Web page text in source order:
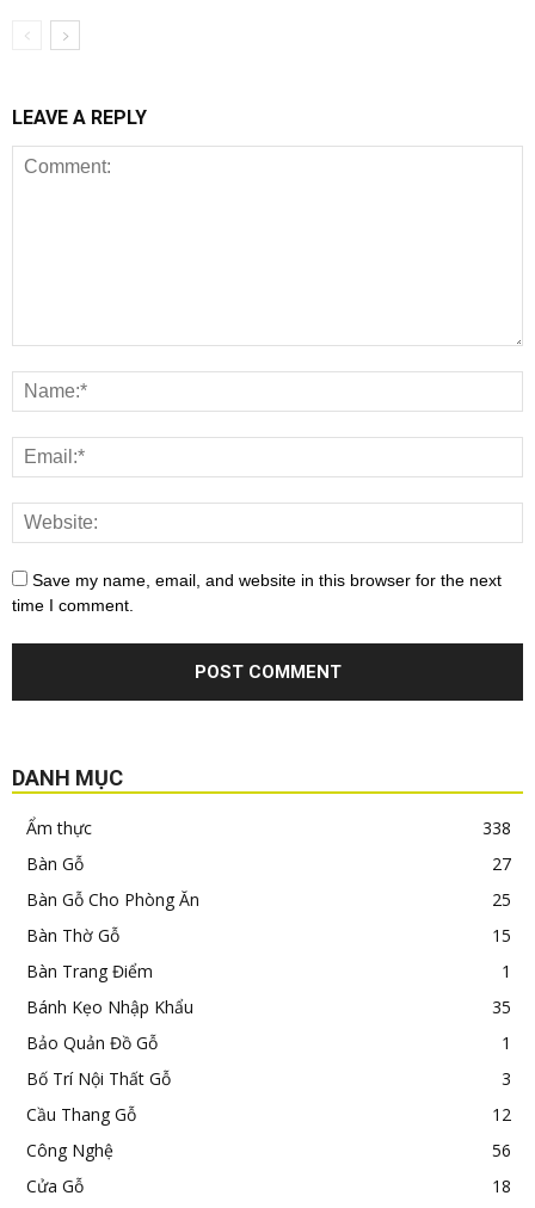
LEAVE A REPLY
Save my name, email, and website in this browser for the next
time I comment.
DANH MỤC
Ẩm thực
338
Bàn Gỗ
27
Bàn Gỗ Cho Phòng Ăn
25
Bàn Thờ Gỗ
15
Bàn Trang Điểm
1
Bánh Kẹo Nhập Khẩu
35
Bảo Quản Đồ Gỗ
1
Bố Trí Nội Thất Gỗ
3
Cầu Thang Gỗ
12
Công Nghệ
56
Cửa Gỗ
18